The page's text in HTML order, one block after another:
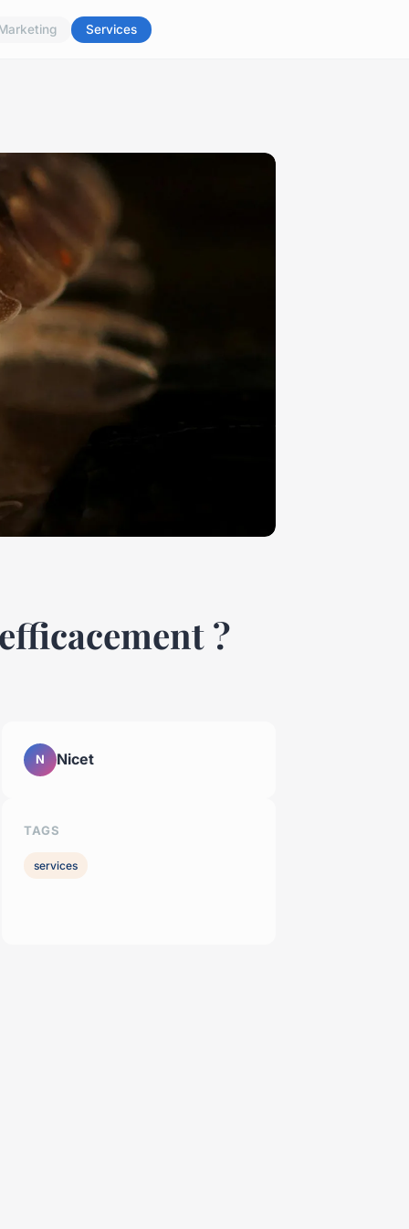
Services
?
N Nicet
TAGS
services